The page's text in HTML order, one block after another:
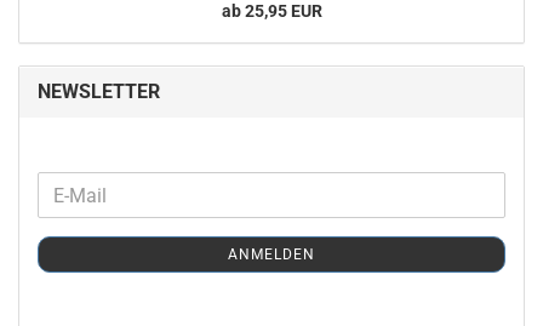
ab 25,95 EUR
NEWSLETTER
WEITER
ZUR
NEWSLETTER-
ANMELDUNG
E-
Mail
ANMELDEN